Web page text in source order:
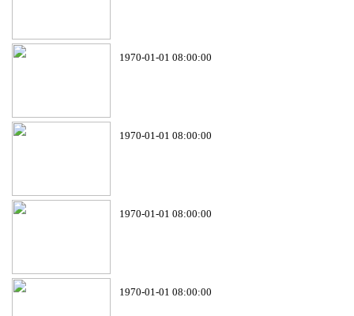
1970-01-01 08:00:00
1970-01-01 08:00:00
1970-01-01 08:00:00
1970-01-01 08:00:00